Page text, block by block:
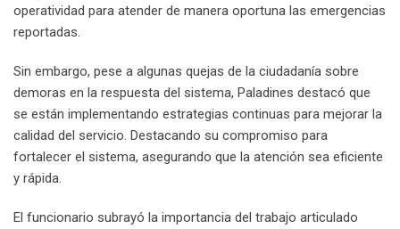
operatividad para atender de manera oportuna las emergencias
reportadas.
Sin embargo, pese a algunas quejas de la ciudadanía sobre
demoras en la respuesta del sistema, Paladines destacó que
se están implementando estrategias continuas para mejorar la
calidad del servicio. Destacando su compromiso para
fortalecer el sistema, asegurando que la atención sea eficiente
y rápida.
El funcionario subrayó la importancia del trabajo articulado